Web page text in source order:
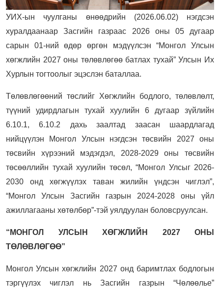
УИХ-ын чуулганы өнөөдрийн (2026.06.02) нэгдсэн
хуралдаанаар Засгийн газраас 2026 оны 05 дугаар
сарын 01-ний өдөр өргөн мэдүүлсэн “Монгол Улсын
хөгжлийн 2027 оны төлөвлөгөө батлах тухай” Улсын Их
Хурлын тогтоолыг эцэслэн баталлаа.
Төлөвлөгөөний төслийг Хөгжлийн бодлого, төлөвлөлт,
түүний удирдлагын тухай хуулийн 6 дугаар зүйлийн
6.10.1, 6.10.2 дахь заалтад заасан шаардлагад
нийцүүлэн Монгол Улсын нэгдсэн төсвийн 2027 оны
төсвийн хүрээний мэдэгдэл, 2028-2029 оны төсвийн
төсөөллийн тухай хуулийн төсөл, “Монгол Улсыг 2026-
2030 онд хөгжүүлэх таван жилийн үндсэн чиглэл”,
“Монгол Улсын Засгийн газрын 2024-2028 оны үйл
ажиллагааны хөтөлбөр”-тэй уялдуулан боловсруулсан.
“МОНГОЛ УЛСЫН ХӨГЖЛИЙН 2027 ОНЫ
ТӨЛӨВЛӨГӨӨ”
Монгол Улсын хөгжлийн 2027 онд баримтлах бодлогын
тэргүүлэх чиглэл нь Засгийн газрын “Чөлөөлье”